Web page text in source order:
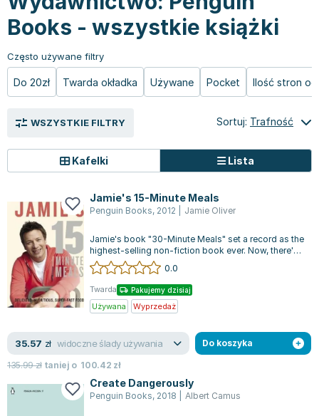
Książki o naukach politycznych dla studentów
Książki do nauk przyrodniczych dla studentów
Książki do nauk społecznych dla studentów
Prawo - książki dla studentów
Zarządzanie i marketing - książki
Nauka języków obcych - książki
Podręczniki dla nauczycieli - metodyka
Bolesław Prus
Clive Cussler
Wanda Chotomska
Clive Staples Lewis
Melissa De la Cruz
Blanka Lipińska
Jaś Kapela
Witold Gadowski
Jan Pietrzak
Marcin Kowalczyk
Piotr Zychowicz
Joanna Jabłczyńska
Piotr Kościelny
Zygmunt Freud
Agata Passent
Michel Moran
Maciej Orłoś
Books - wszystkie książki
Często używane filtry
Do 20zł Twarda okładka Używane Pocket Ilość stron
Kafelki Lista
WSZYSTKIE FILTRY Sortuj: Trafność
Jamie's 15-Minute Meals
Penguin Books, 2012 Jamie Oliver
Jamie's book "30-Minute Meals" set a record as the
highest-selling non-fiction book ever. Now, there's
anticipation for how "15-Mi...
0.0
Twarda Pakujemy dzisiaj
Używana Wyprzedaż
35.57 zł widoczne ślady używania
135.99zł taniej o 100.42 zł
Do koszyka
Create Dangerously
Penguin Books, 2018 Albert Camus